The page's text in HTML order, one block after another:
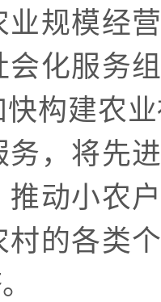
规模经
化服务
构建农
，将先
推动小农
的各类